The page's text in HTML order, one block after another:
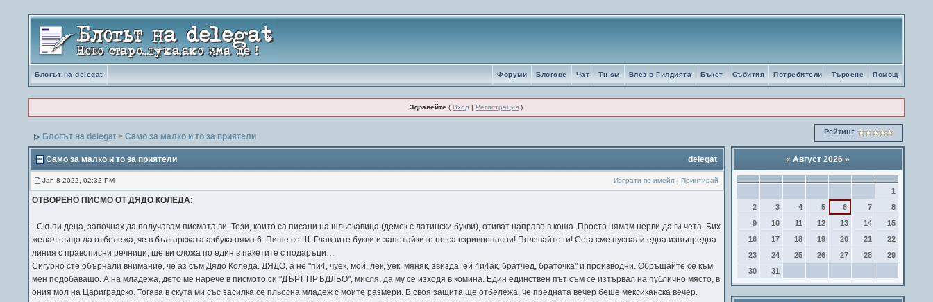
Блогът на delegat Помощ
Търсене
Потребители
Събития
Бъкет
Влез в Гилдията
Tн-sм
Чат
Блогове
Форуми
Здравейте (Вход |Регистрация )
Блогът на delegat >Само за малко и то за приятели Рейтинг
delegat
Само за малко и то за приятели
Изпрати по имейл |Принтирай
Jan 8 2022, 02:32 PM
ОТВОРЕНО ПИСМО ОТ ДЯДО КОЛЕДА:
- Скъпи деца, започнах да получавам писмата ви. Тези, които са писани на шльокавица (демек с латински букви), отиват направо в коша. Просто нямам нерви да ги чета. Бих
желал също да отбележа, че в българската азбука няма 6. Пише се Ш. Главните букви и запетайките не са взривоопасни! Ползвайте ги! Сега сме пуснали една извънредна
линия с правописни речници, ще ви сложа по един в пакетите с подаръци…
Сигурно сте обърнали внимание, че аз съм Дядо Коледа. ДЯДО, а не "пи4, чуек, мой, лек, уек, мяняк, звизда, ей 4и4ак, братчед, браточка" и производни. Обръщайте се към
мен подобаващо. А на младежа, дето ме нарече в писмото си "ДЪРТ ПРЪДЛЬО", мисля, да му се изходя в комина. Един единствен път съм се изтървал на публично място, в
ония мол на Цариградско. Тогава в скута ми със засилка се пльосна младеж с моите размери. В своя защита ще отбележа, че предната вечер беше мексиканска вечер.
« Август 2026 »
1
2
3 4 5 6 7
8
9
10 11 12 13 14
15
16
17 18 19 20 21
22
23
24 25 26 27 28
29
30
31